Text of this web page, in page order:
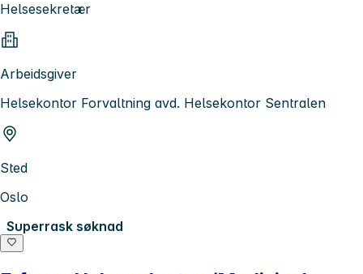
Helsesekretær
Arbeidsgiver
Helsekontor Forvaltning avd. Helsekontor Sentralen
Sted
Oslo
Superrask søknad